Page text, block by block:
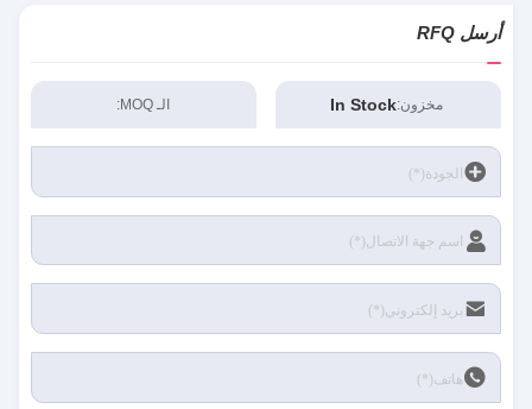
أرسل RFQ
مخزون:In Stock الـ MOQ: